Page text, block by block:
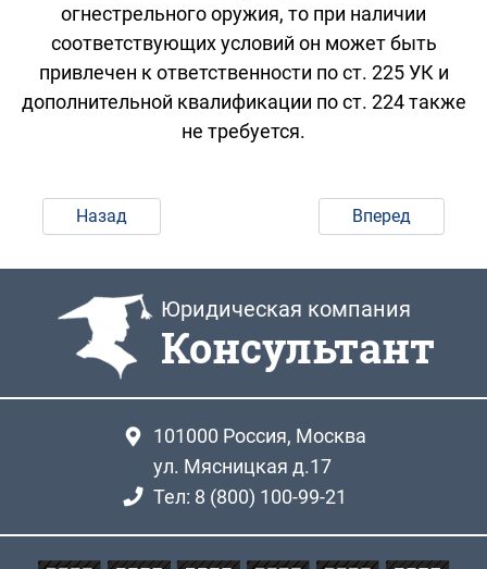
огнестрельного оружия, то при наличии
соответствующих условий он может быть
привлечен к ответственности по ст. 225 УК и
дополнительной квалификации по ст. 224 также
не требуется.
Назад Вперед
Юридическая компания
Консультант
101000 Россия, Москва
ул. Мясницкая д.17
Тел: 8 (800) 100-99-21